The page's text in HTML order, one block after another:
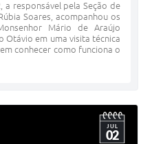
a responsável pela Seção de
Soares, acompanhou os
Mário de Araújo
Otávio em uma visita técnica
conhecer como funciona o
JUL
02